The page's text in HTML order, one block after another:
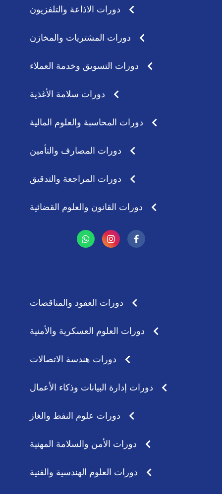
دورات الاذاعة والتلفزيون
دورات المشتريات والمخازن
دورات التسويق وخدمة العملاء
دورات سلامة الأغذية
دورات المحاسبة والعلوم المالية
دورات المصارف والتأمين
دورات المراجعة والتدقيق
دورات القانون والعلوم القضائية
I
n
s
a
m
W
h
a
دورات العقود والمناقصات
دورات العلوم العسكرية والأمنية
دورات هندسة الاتصالات
دورات إدارة البيانات وذكاء الأعمال
دورات علوم النفط والغاز
دورات الأمن والسلامة المهنية
دورات العلوم الهندسية والفنية